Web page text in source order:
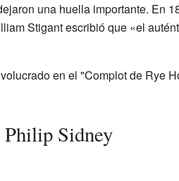
una huella importante. En
Stigant escribió que «el
en el "Complot de Rye
Philip Sidney